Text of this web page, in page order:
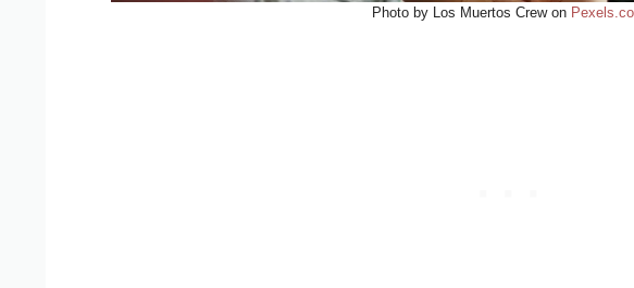
Photo by Los Muertos Crew on